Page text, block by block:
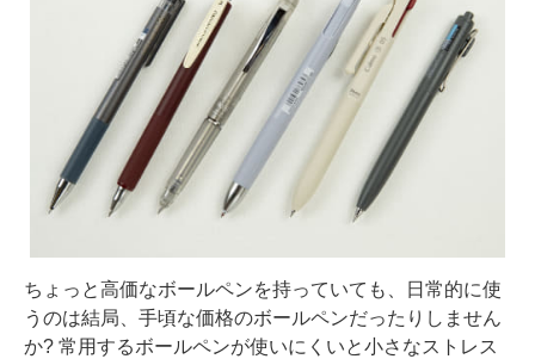
ちょっと高価なボールペンを持っていても、日常的に使
うのは結局、手頃な価格のボールペンだったりしません
か? 常用するボールペンが使いにくいと小さなストレス